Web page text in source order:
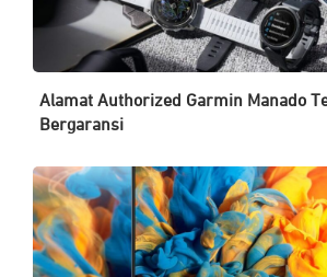
Alamat Authorized Garmin Manado
Bergaransi